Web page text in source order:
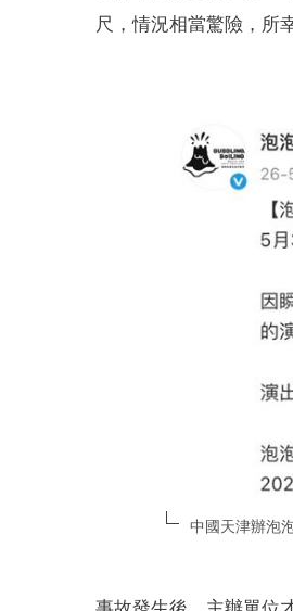
尺，情況相當驚險，所
中國天津辦泡